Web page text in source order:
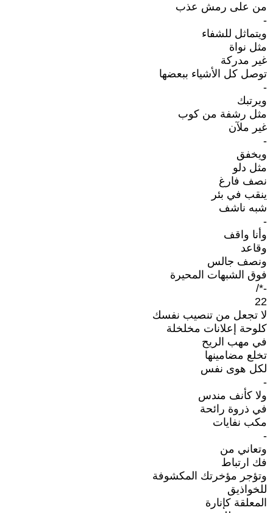
من على رمش عذب
-
ويتماثل للشفاء
مثل نواة
غير مدركة
توصل كل الأشياء ببعضها
-
ويرتبك
مثل رشفة من كوب
غير ملآن
-
ويخفق
مثل دلو
نصف فارغ
ينقب في بئر
شبه ناشف
-
وأنا واقف
وقاعد
ونصف جالس
فوق الشبهات المحيرة
-*/
22
لا تجعل من تنصيب نفسك
كلوحة إعلانات مخلخلة
في مهب الريح
تخلع مضامينها
لكل هوى نفس
-
ولا كأنف مندس
في ذروة رائحة
مكب نفايات
-
وتعاني من
فك ارتباط
وتؤجر مؤخرتك المكشوفة
للخواذيق
المعلقة كإنارة